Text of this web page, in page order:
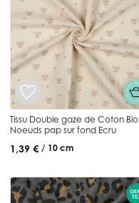
Tissu Double gaze de Coton Bio
Noeuds pap sur fond Ecru
1,39 € / 10 cm